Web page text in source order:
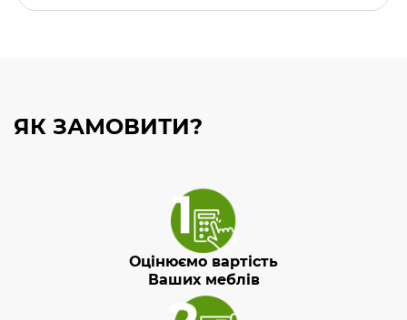
механізмів BLUM Tip-On. Напрямні шухляд – BLUM. розміри
ЯК ЗАМОВИТИ?
Оцінюємо вартість
Ваших меблів